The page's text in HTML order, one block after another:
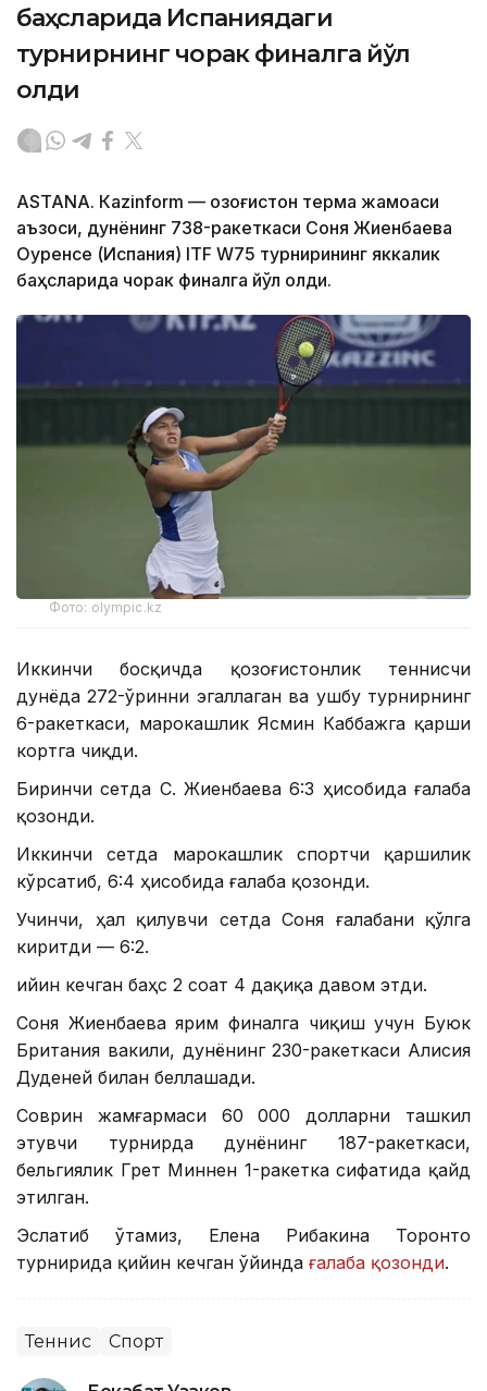
баҳсларида Испаниядаги
турнирнинг чорак финалга йўл
олди
ASTANА. Кazinform — Қозоғистон терма жамоаси
аъзоси, дунёнинг 738-ракеткаси Соня Жиенбаева
Оуренсе (Испания) ITF W75 турнирининг яккалик
баҳсларида чорак финалга йўл олди.
Фото: olympic.kz
Иккинчи босқичда қозоғистонлик теннисчи
дунёда 272-ўринни эгаллаган ва ушбу турнирнинг
6-ракеткаси, марокашлик Ясмин Каббажга қарши
кортга чиқди.
Биринчи сетда С. Жиенбаева 6:3 ҳисобида ғалаба
қозонди.
Иккинчи сетда марокашлик спортчи қаршилик
кўрсатиб, 6:4 ҳисобида ғалаба қозонди.
Учинчи, ҳал қилувчи сетда Соня ғалабани қўлга
киритди — 6:2.
Қийин кечган баҳс 2 соат 4 дақиқа давом этди.
Соня Жиенбаева ярим финалга чиқиш учун Буюк
Британия вакили, дунёнинг 230-ракеткаси Алисия
Дуденей билан беллашади.
Соврин жамғармаси 60 000 долларни ташкил
этувчи турнирда дунёнинг 187-ракеткаси,
бельгиялик Грет Миннен 1-ракетка сифатида қайд
этилган.
Эслатиб ўтамиз, Елена Рибакина Торонто
турнирида қийин кечган ўйинда ғалаба қозонди.
Теннис Спорт